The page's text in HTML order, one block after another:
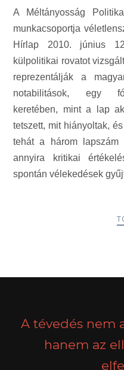
A Méltányosság
munkacsoportja
Hírlap 2010. június
külpolitikai rovatot
reprezentálják a
notabilitások, egy
keretében, mint a lap
tetszett, mit hiányoltak,
tehát a három lapszám
annyira kritikai
spontán vélekedések
A tévedés nem
hanem az